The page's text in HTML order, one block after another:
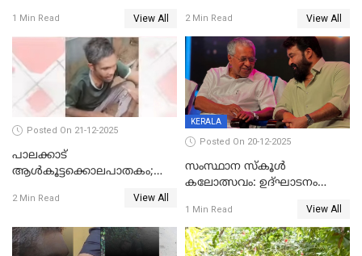
1 Min Read View All
കാഴ്ചാനുഭവമൊരുക്കി
ശബരീ നന്ദനം
2 Min Read View All
Posted On 21-12-2025
പാലക്കാട്‌
ആൾകൂട്ടക്കൊലപാതകം;
ഊർജ്ജിതമാക്കിമാക്കി
2 Min Read View All
KERALA
Posted On 20-12-2025
സംസ്ഥാന സ്കൂൾ
കലോത്സവം: ഉദ്ഘാടനം
മുഖ്യാതിഥിയായി
മോഹൻലാൽ
1 Min Read View All